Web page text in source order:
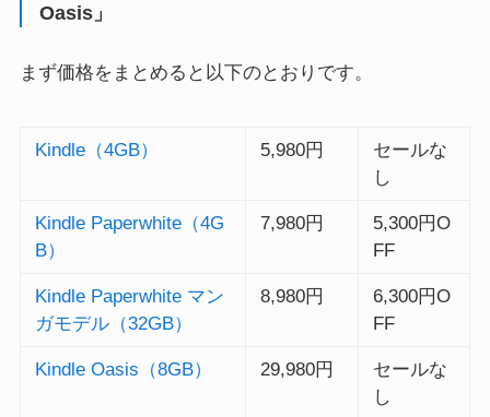
Oasis」
まず価格をまとめると以下のとおりです。
Kindle（4GB） 5,980円
セールな
し
Kindle Paperwhite（4G
B）
7,980円
5,300円O
FF
Kindle Paperwhite マン
ガモデル（32GB）
8,980円
6,300円O
FF
Kindle Oasis（8GB） 29,980円
セールな
し